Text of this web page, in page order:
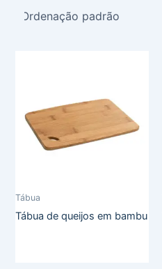
Tábua
Tábua de queijos em bambu